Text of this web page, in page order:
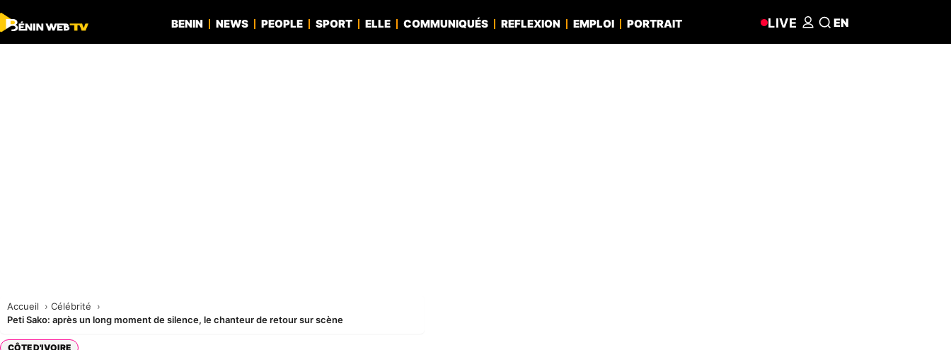
BENIN NEWS PEOPLE SPORT ELLE COMMUNIQUÉS REFLEXION EMPLOI PORTRAIT LIVE EN
Accueil
Célébrité
Peti Sako: après un long moment de silence, le chanteur de retour sur scène
CÔTE D'IVOIRE